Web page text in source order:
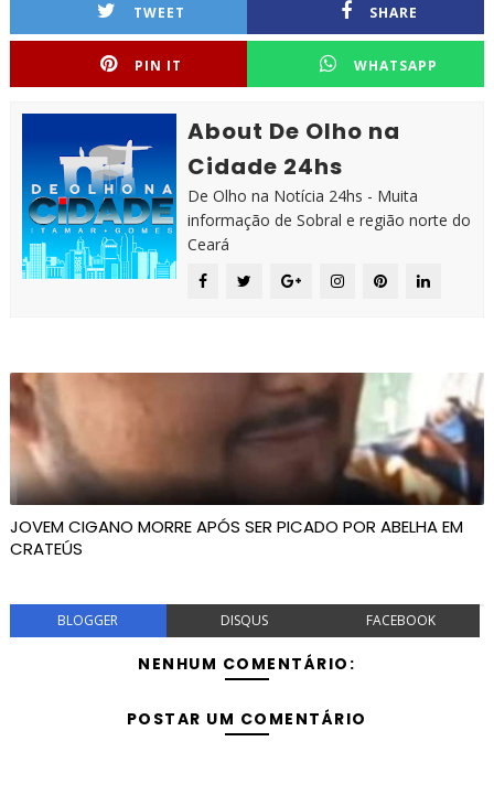
TWEET SHARE
PIN IT WHATSAPP
About De Olho na
Cidade 24hs
De Olho na Notícia 24hs - Muita
informação de Sobral e região norte do
Ceará
JOVEM CIGANO MORRE APÓS SER PICADO POR ABELHA EM
CRATEÚS
BLOGGER DISQUS FACEBOOK
NENHUM COMENTÁRIO:
POSTAR UM COMENTÁRIO